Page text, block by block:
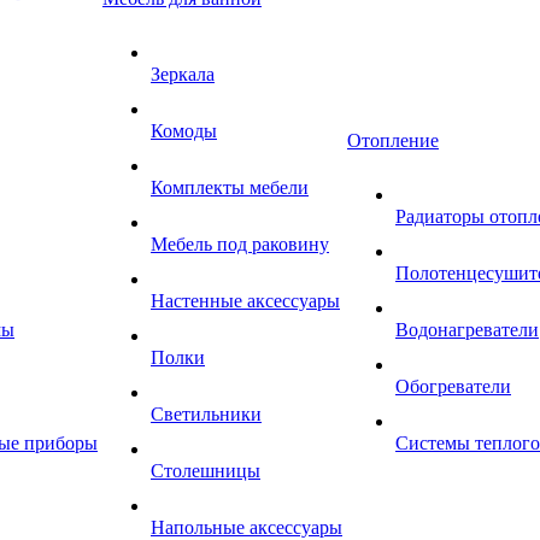
приборы
Зеркала
Комоды
Комплекты мебели
Мебель под раковину
Настенные аксессуары
Полки
Светильники
Столешницы
Напольные аксессуары
Отопление
Радиаторы
Водонагреватели
Обогреватели
Системы